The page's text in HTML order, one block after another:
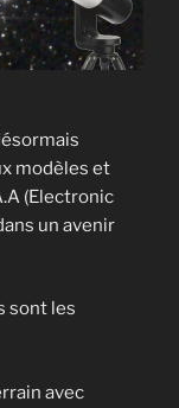
modèles et
(Electronic
un avenir
sont les
avec